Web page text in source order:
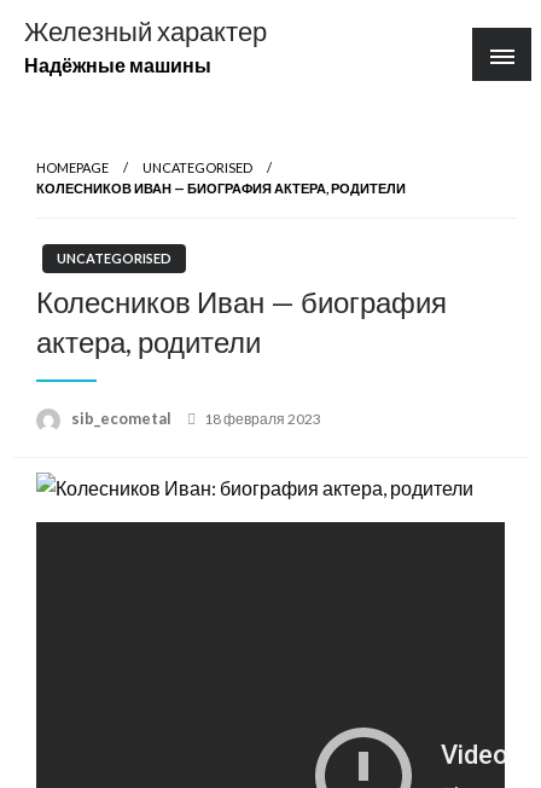
содержимому
Железный характер
Надёжные машины
HOMEPAGE
UNCATEGORISED
КОЛЕСНИКОВ ИВАН — БИОГРАФИЯ АКТЕРА, РОДИТЕЛИ
UNCATEGORISED
Колесников Иван — биография
актера, родители
sib_ecometal
Posted
18 февраля 2023